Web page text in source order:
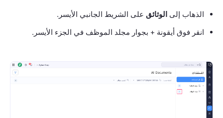
الذهاب إلى الوثائق على الشريط الجانبي الأيسر.
انقر فوق أيقونة + بجوار مجلد الموظف في الجزء الأيسر.